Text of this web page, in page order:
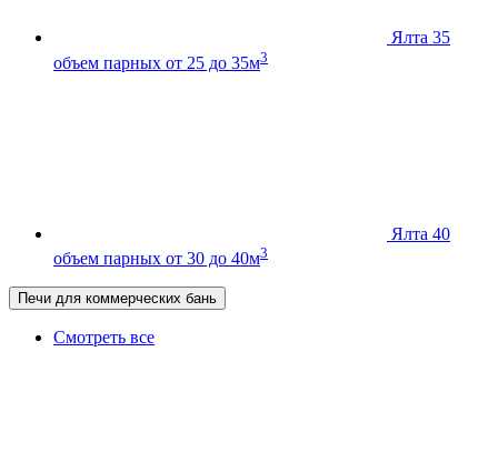
Ялта 35
объем парных от 25 до 35м3
Ялта 40
объем парных от 30 до 40м3
Печи для коммерческих бань
Смотреть все